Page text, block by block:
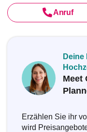
Anruf
Meet
Erzählen Sie ihr
wird